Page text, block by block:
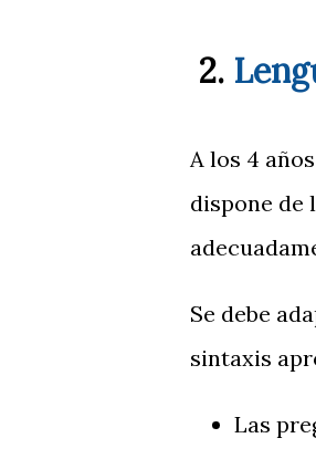
2.
A los 4
dispone de
Se debe
sintaxis
Las